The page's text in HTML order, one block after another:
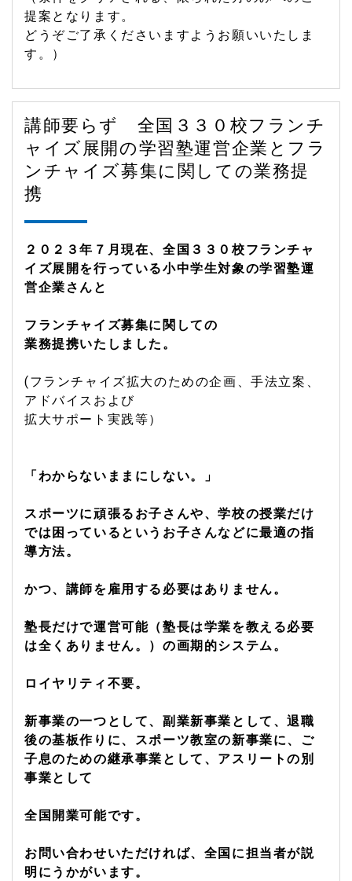
提案となります。
どうぞご了承くださいますようお願いいたしま
す。）
講師要らず 全国３３０校フランチ
ャイズ展開の学習塾運営企業とフラ
ンチャイズ募集に関しての業務提
携
２０２３年７月現在、全国３３０校フランチャ
イズ展開を行っている小中学生対象の学習塾運
営企業さんと
フランチャイズ募集に関しての
業務提携いたしました。
(フランチャイズ拡大のための企画、手法立案、
アドバイスおよび
拡大サポート実践等）
「わからないままにしない。」
スポーツに頑張るお子さんや、学校の授業だけ
では困っているというお子さんなどに最適の指
導方法。
かつ、講師を雇用する必要はありません。
塾長だけで運営可能（塾長は学業を教える必要
は全くありません。）の画期的システム。
ロイヤリティ不要。
新事業の一つとして、副業新事業として、退職
後の基板作りに、スポーツ教室の新事業に、ご
子息のための継承事業として、アスリートの別
事業として
全国開業可能です。
お問い合わせいただければ、全国に担当者が説
明にうかがいます。